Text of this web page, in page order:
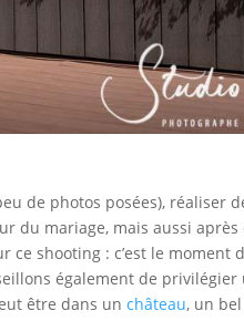
de photos posées), réaliser
du mariage, mais aussi après
shooting : c’est le moment
également de
être dans unchâteau, un